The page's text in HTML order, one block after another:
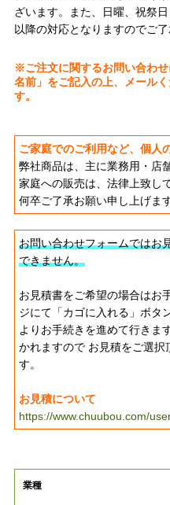
ざいます。また、日曜、祝祭
以降の対応となりますのでご了
※ご注文に関するお問い合わ
名前」をご記入の上、メール
す。
ご家庭でのご利用など、個人
弊社商品は、主に業務用・店
家庭への販売は、法律上致し
何卒ご了承お願い申し上げます
お問い合わせフォームではお
できません。
お見積書をご希望の場合はお
ジにて「カゴに入れる」ボタ
よりお手続きを進めて行きま
かれますので お見積をご選択
す。
お見積について
https://www.chuubou.com/
業種